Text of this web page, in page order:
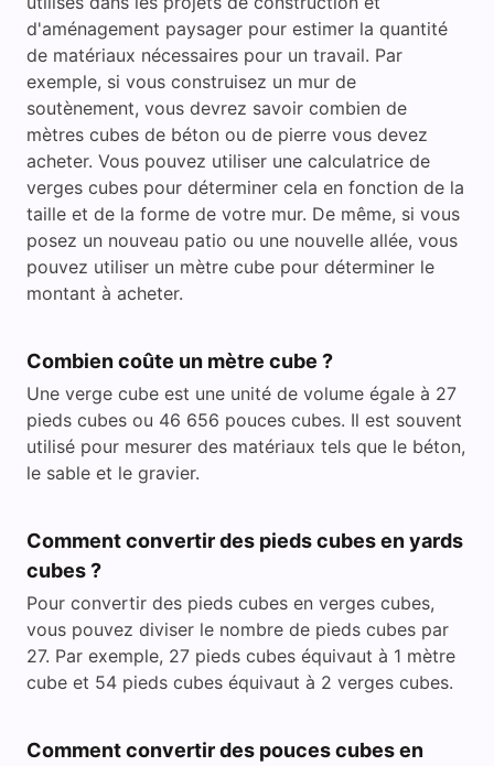
d'aménagement paysager pour estimer la quantité
de matériaux nécessaires pour un travail. Par
exemple, si vous construisez un mur de
soutènement, vous devrez savoir combien de
mètres cubes de béton ou de pierre vous devez
acheter. Vous pouvez utiliser une calculatrice de
verges cubes pour déterminer cela en fonction de la
taille et de la forme de votre mur. De même, si vous
posez un nouveau patio ou une nouvelle allée, vous
pouvez utiliser un mètre cube pour déterminer le
montant à acheter.
Combien coûte un mètre cube ?
Une verge cube est une unité de volume égale à 27
pieds cubes ou 46 656 pouces cubes. Il est souvent
utilisé pour mesurer des matériaux tels que le béton,
le sable et le gravier.
Comment convertir des pieds cubes en yards
cubes ?
Pour convertir des pieds cubes en verges cubes,
vous pouvez diviser le nombre de pieds cubes par
27. Par exemple, 27 pieds cubes équivaut à 1 mètre
cube et 54 pieds cubes équivaut à 2 verges cubes.
Comment convertir des pouces cubes en